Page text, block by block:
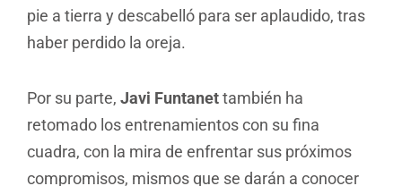
pie a tierra y descabelló para ser aplaudido, tras
haber perdido la oreja.
Por su parte, Javi Funtanettambién ha
retomado los entrenamientos con su fina
cuadra, con la mira de enfrentar sus próximos
compromisos, mismos que se darán a conocer